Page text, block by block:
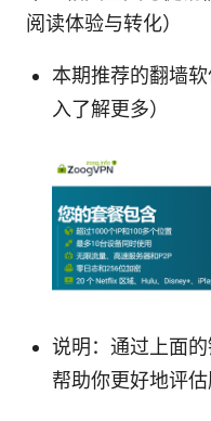
阅读体验与转化）
本期推荐的翻墙
入了解更多）
说明：通过上面的
帮助你更好地评